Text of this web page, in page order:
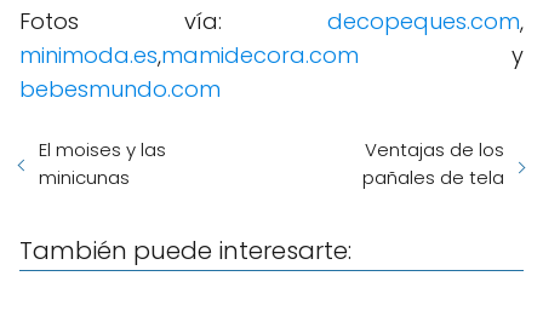
Fotos vía: decopeques.com,
minimoda.es,mamidecora.com y
bebesmundo.com
El moises y las
minicunas
Ventajas de los
pañales de tela
También puede interesarte: